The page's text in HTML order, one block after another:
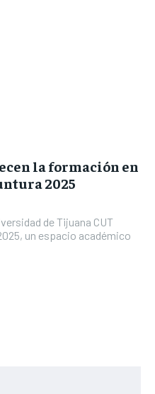
la formación en
2025
de Tijuana CUT
un espacio académico